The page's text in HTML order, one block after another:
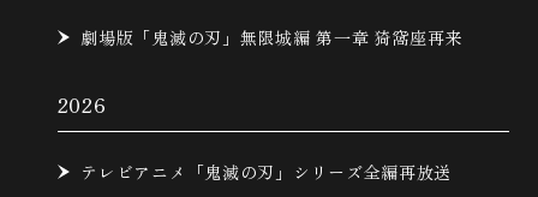
劇場版「鬼滅の刃」無限城編 第一章 猗窩座再来
2026
テレビアニメ「鬼滅の刃」シリーズ全編再放送